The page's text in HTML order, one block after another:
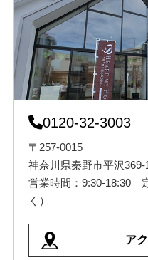
0120-32-3003
〒257-0015
神奈川県秦野市平沢369-
営業時間：9:30-18:30
く）
ア